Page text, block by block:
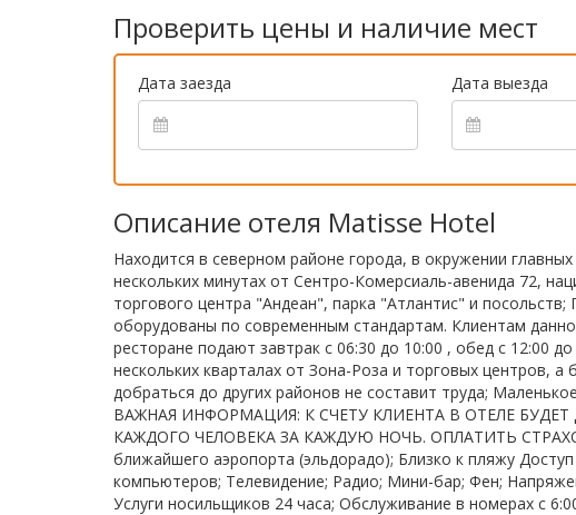
Проверить цены и наличие мест
Дата заезда Дата выезда
Описание отеля Matisse Hotel
Находится в северном районе города, в окружении
нескольких минутах от Сентро-Комерсиаль-авенида 72,
торгового центра "Андеан", парка "Атлантис" и
оборудованы по современным стандартам. Клиентам
ресторане подают завтрак с 06:30 до 10:00 , обед с 12:00
нескольких кварталах от Зона-Роза и торговых центров,
добраться до других районов не составит труда;
ВАЖНАЯ ИНФОРМАЦИЯ: К СЧЕТУ КЛИЕНТА В ОТЕЛЕ
КАЖДОГО ЧЕЛОВЕКА ЗА КАЖДУЮ НОЧЬ. ОПЛАТИТЬ
ближайшего аэропорта (эльдорадо); Близко к пляжу
компьютеров; Телевидение; Радио; Мини-бар; Фен;
Услуги носильщиков 24 часа; Обслуживание в номерах с